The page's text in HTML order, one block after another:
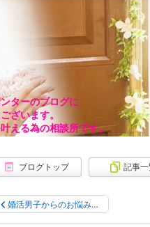
ターのブログに
ざいます。
える為の相談所です。
ブログトップ 記事
婚活男子からのお悩み…